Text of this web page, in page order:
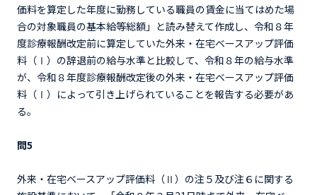
価料を算定した年度に勤務している職員の賃金に当てはめた場
合の対象職員の基本給等総額」と読み替えて作成し、令和８年
度診療報酬改定前に算定していた外来・在宅ベースアップ評価
料（Ⅰ）の辞退前の給与水準と比較して、令和８年の給与水準
が、令和８年度診療報酬改定後の外来・在宅ベースアップ評価
料（Ⅰ）によって引き上げられていることを報告する必要があ
る。
問5
外来・在宅ベースアップ評価料（Ⅱ）の注５及び注６に関する